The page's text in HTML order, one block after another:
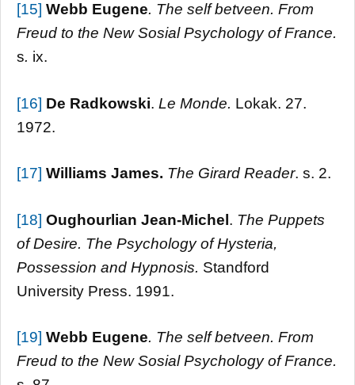
[15] Webb Eugene. The self betveen. From
Freud to the New Sosial Psychology ofFrance.
s. ix.
[16] De Radkowski. Le Monde. Lokak. 27.
1972.
[17] Williams James. The Girard Reader. s. 2.
[18] Oughourlian Jean-Michel. The Puppets
of Desire. The Psychology of Hysteria,
Possession and Hypnosis. Standford
University Press. 1991.
[19] Webb Eugene. The self betveen. From
Freud to the New Sosial Psychology ofFrance.